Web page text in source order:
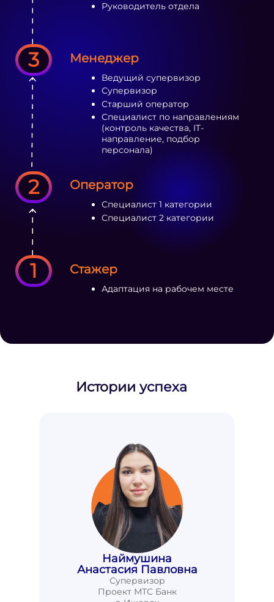
1
2
3
Стажер
Адаптация на рабочем месте
Оператор
Специалист 1 категории
Специалист 2 категории
Менеджер
Ведущий супервизор
Супервизор
Старший оператор
Специалист по направлениям
(контроль качества, IT-
направление, подбор
персонала)
Руководитель отдела
Истории успеха
Наймушина
Анастасия Павловна
Супервизор
Проект МТС Банк